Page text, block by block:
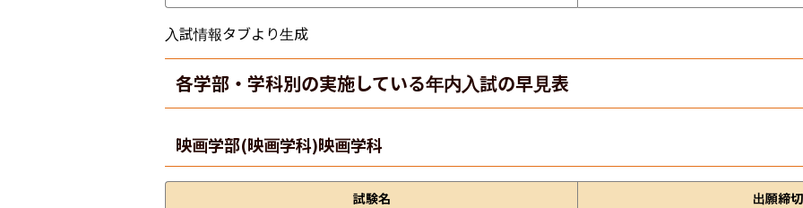
入試情報タブより生成
各学部・学科別の実施している年内入試の早見表
映画学部(映画学科)映画学科
試験名
出願締